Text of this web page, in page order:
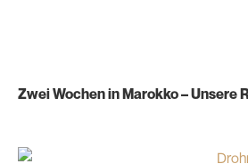
Zwei Wochen in Marokko – Unsere